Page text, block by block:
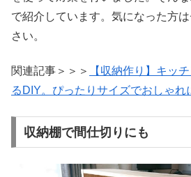
で紹介しています。気になった方
さい。
関連記事＞＞＞
【収納作り】キッ
るDIY。ぴったりサイズでおしゃれ
収納棚で間仕切りにも